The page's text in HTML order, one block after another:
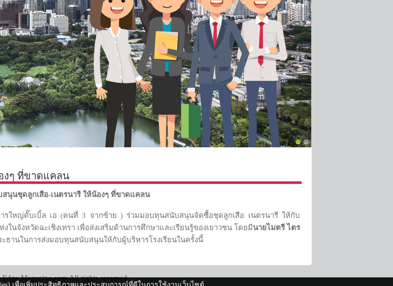
งๆ ที่ขาดแคลน
สนุนชุดลูกเสือ-เนตรนารี ให้น้องๆ ที่ขาดแคลน
รใหญ่ดั๊บเบิ้ล เอ (คนที่ 3 จากซ้าย ) ร่วมมอบทุนสนับสนุนจัดซื้อชุดลูกเสือ เนตรนารี ให้กับ
นจังหวัดฉะเชิงเทรา เพื่อส่งเสริมด้านการศึกษาและเรียนรู้ของเยาวชน โดยมีนายไมตรี ไตร
ะธานในการส่งมอบทุนสนับสนุนให้กับผู้บริหารโรงเรียนในครั้งนี้
Magazine.com All rights reserved